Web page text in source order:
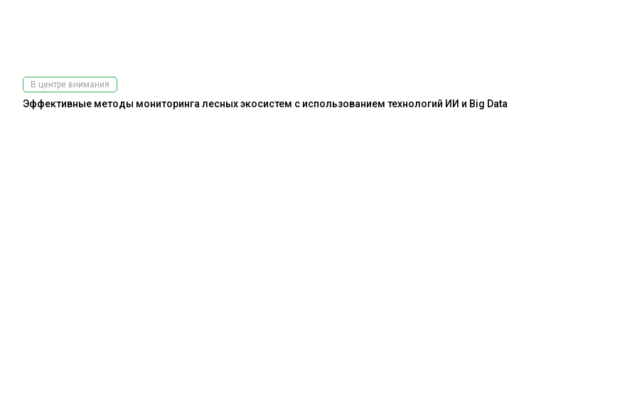
В центре внимания
Эффективные методы мониторинга лесных экосистем с использованием технологий ИИ и Big Data